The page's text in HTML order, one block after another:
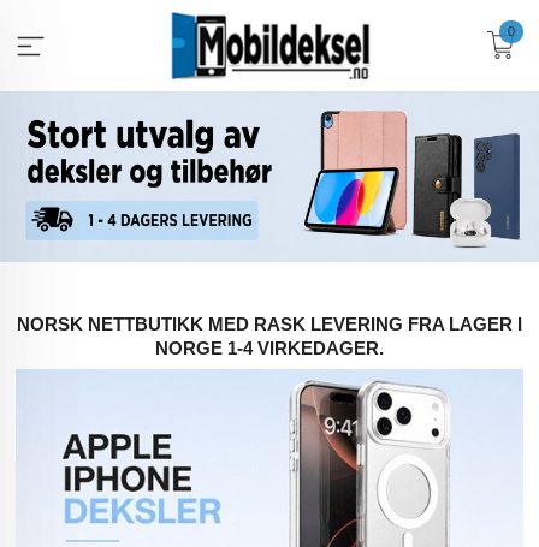
innholdet
0
NORSK NETTBUTIKK MED RASK LEVERING FRA LAGER I
NORGE 1-4 VIRKEDAGER.